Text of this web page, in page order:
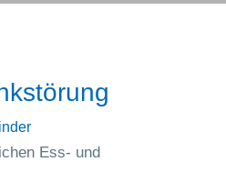
Ess- und